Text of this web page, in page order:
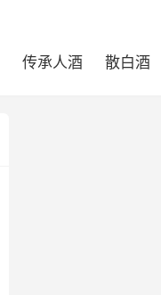
传承人酒 散白酒